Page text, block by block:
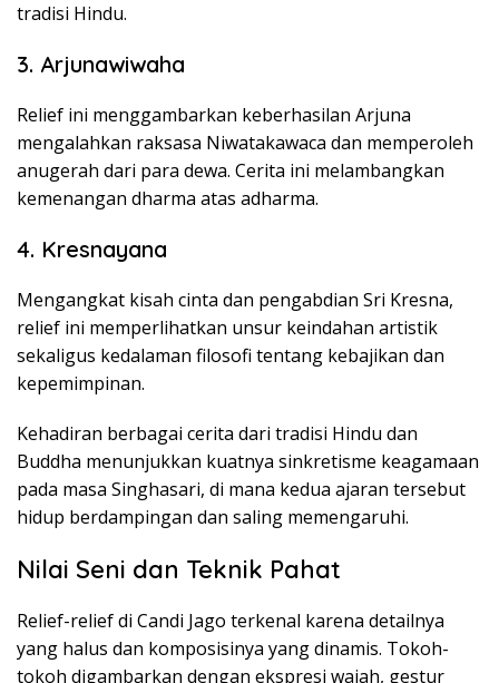
tradisi Hindu.
3. Arjunawiwaha
Relief ini menggambarkan keberhasilan Arjuna
mengalahkan raksasa Niwatakawaca dan memperoleh
anugerah dari para dewa. Cerita ini melambangkan
kemenangan dharma atas adharma.
4. Kresnayana
Mengangkat kisah cinta dan pengabdian Sri Kresna,
relief ini memperlihatkan unsur keindahan artistik
sekaligus kedalaman filosofi tentang kebajikan dan
kepemimpinan.
Kehadiran berbagai cerita dari tradisi Hindu dan
Buddha menunjukkan kuatnya sinkretisme keagamaan
pada masa Singhasari, di mana kedua ajaran tersebut
hidup berdampingan dan saling memengaruhi.
Nilai Seni dan Teknik Pahat
Relief-relief di Candi Jago terkenal karena detailnya
yang halus dan komposisinya yang dinamis. Tokoh-
tokoh digambarkan dengan ekspresi wajah, gestur